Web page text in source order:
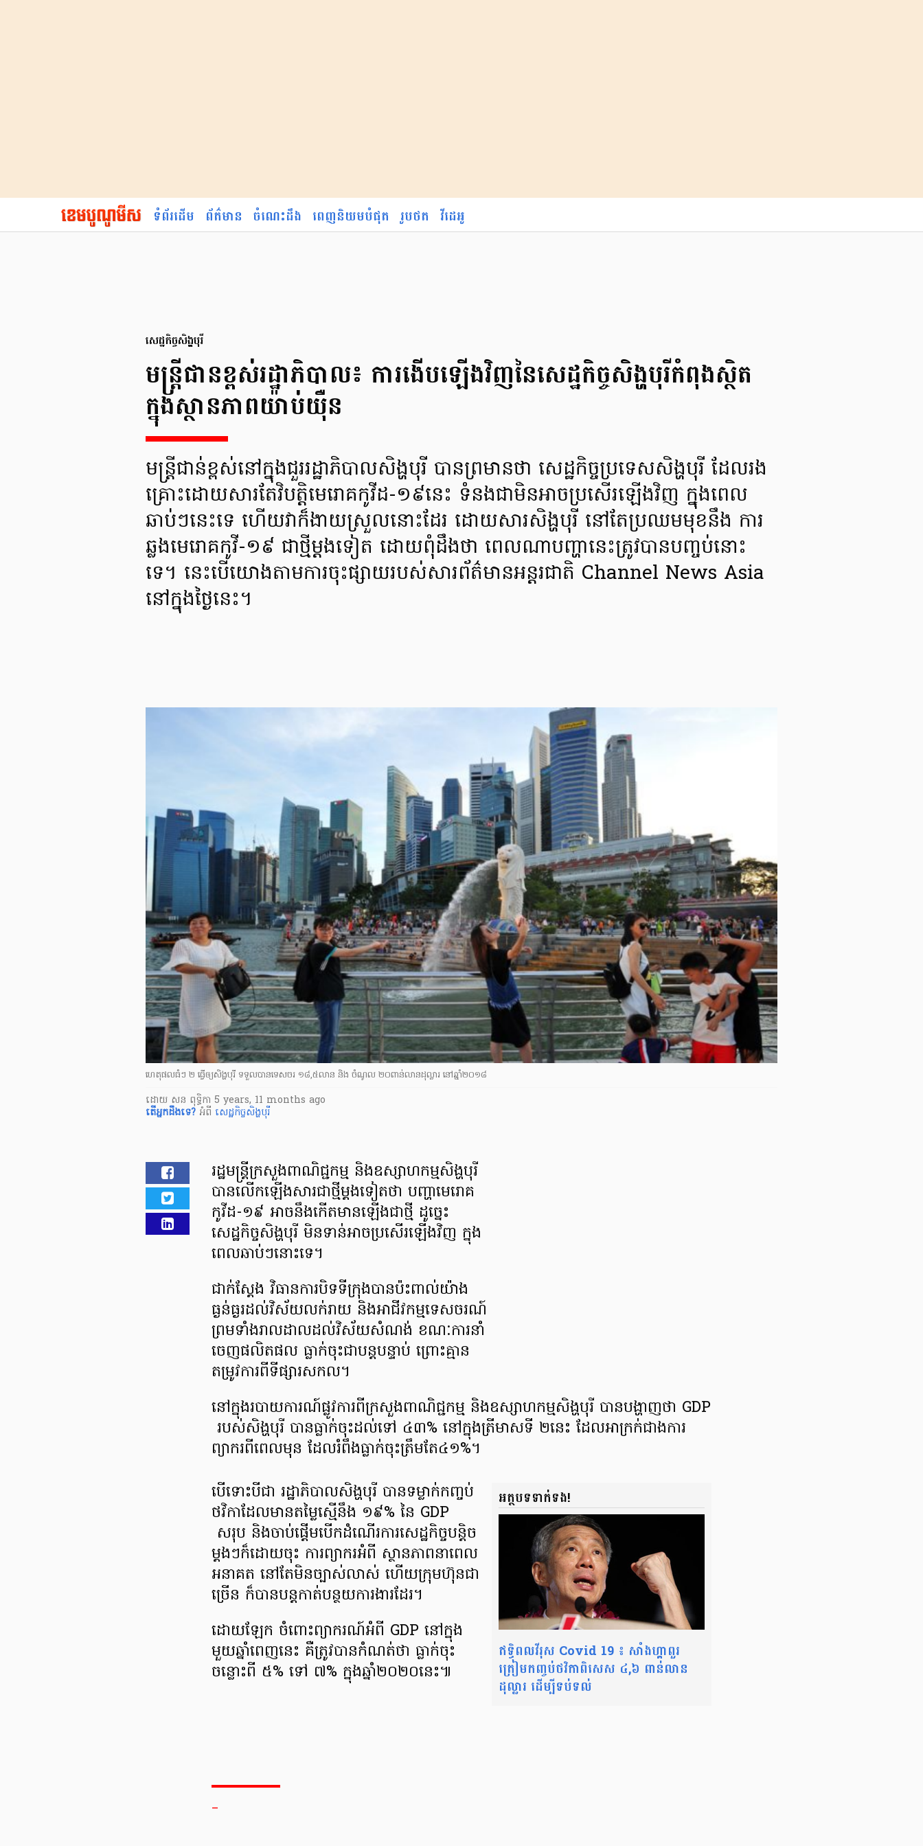
ទំព័រដើម ព័ត៌មាន ចំណេះដឹង ពេញនិយមបំផុត រូបថត វីដេអូ
សេដ្ឋកិច្ចសិង្ហបុរី
មន្ត្រីជានខ្ពស់រដ្ឋាភិបាល៖ ការងើបឡើងវិញនៃសេដ្ឋកិច្ចសិង្ហបុរីកំពុងស្ថិត
ក្នុងស្ថានភាពយ៉ាប់យ៉ឺន
មន្រ្តីជាន់ខ្ពស់នៅក្នុងជួររដ្ឋាភិបាលសិង្ហបុរី បានព្រមានថា សេដ្ឋកិច្ចប្រទេសសិង្ហបុរី ដែលរង
គ្រោះដោយសារតែវិបត្តិមេរោគកូវីដ-១៩នេះ ទំនងជាមិនអាចប្រសើរឡើងវិញ ក្នុងពេល
ឆាប់ៗនេះទេ ហើយវាក៏ងាយស្រួលនោះដែរ ដោយសារសិង្ហបុរី នៅតែប្រឈមមុខនឹង ការ
ឆ្លងមេរោគកូវី-១៩ ជាថ្មីម្តងទៀត ដោយពុំដឹងថា ពេលណាបញ្ហានេះត្រូវបានបញ្ចប់នោះ
ទេ។ នេះបើយោងតាមការចុះផ្សាយរបស់សារព័ត៌មានអន្តរជាតិ Channel News Asia
នៅក្នុងថ្ងៃនេះ។
ហេតុផលធំៗ ២ ធ្វើឲ្យសិង្ហបុរី ទទួលបានទេសចរ ១៨,៥លាន និង ចំណូល ២០ពាន់លានដុល្លារ នៅឆ្នាំ២០១៨
ដោយ សន ពុទ្ធិកា 5 years, 11 months ago
តើ​អ្នក​ដឹងទេ? អំពី សេដ្ឋកិច្ចសិង្ហបុរី
រដ្ឋមន្រ្តី​ក្រសួង​ពាណិជ្ជកម្ម និងឧស្សាហកម្ម​សិង្ហបុរី
បានលើកឡើង​សារជាថ្មី​ម្តង​ទៀតថា បញ្ហា​មេរោគ​
កូវីដ-១៩ អាចនឹង​កើតមាន​ឡើង​ជាថ្មី ដូច្នេះ
សេដ្ឋកិច្ច​សិង្ហបុរី មិនទាន់​អាច​ប្រសើរ​ឡើងវិញ ក្នុង
ពេល​ឆាប់ៗនោះទេ។
ជាក់ស្តែង វិធានការ​បិទទីក្រុង​បានប៉ះពាល់​យ៉ាង
ធ្ងន់ធ្ងរ​ដល់​វិស័យ​លក់រាយ និងអាជីវកម្ម​ទេសចរណ៍
ព្រមទាំង​រាលដាល​ដល់​វិស័យ​សំណង់ ខណៈការ​នាំ
ចេញ​ផលិតផល ធ្លាក់ចុះ​ជាបន្តបន្ទាប់ ព្រោះគ្មាន​
តម្រូវការ​ពី​ទីផ្សារ​សកល។
នៅក្នុង​របាយការណ៍​ផ្លូវការ​ពីក្រសួង​ពាណិជ្ជកម្ម និងឧស្សាហកម្ម​សិង្ហបុរី បាន​បង្ហាញថា ​GDP​
របស់​សិង្ហបុរី បានធ្លាក់ចុះ​ដល់ទៅ ៤៣% នៅក្នុង​ត្រីមាស​ទី ២នេះ ដែលអាក្រក់​ជាង​ការ
ព្យាករ​ពីពេល​មុន ដែល​រំពឹងធ្លាក់​ចុះ​ត្រឹមតែ​ ៤១%។
អត្ថបទទាក់ទង!
ឥទ្ធិពលវីរុស Covid 19 ៖ សាំងហ្គាពួរ
ត្រៀមកញ្ចប់ថវិកាពិសេស ៤,៦ ពាន់លាន
ដុល្លារ ដើម្បីទប់ទល់
បើទោះបីជា រដ្ឋាភិបាល​សិង្ហបុរី បាន​ទម្លាក់​កញ្ចប់​
ថវិកា​ដែលមាន​តម្លៃ​ស្មើនឹង ១៩% នៃ ​GDP​
សរុប និងចាប់ផ្តើម​បើក​ដំណើរការ​សេដ្ឋកិច្ច​បន្តិច​
ម្តងៗ​ក៏ដោយចុះ ការព្យាករ​អំពី ស្ថានភាព​នាពេល​
អនាគត នៅតែ​មិនច្បាស់​លាស់ ហើយ​ក្រុមហ៊ុន​ជា
ច្រើន ក៏បាន​បន្តកាត់​បន្ថយ​ការងារ​ដែរ។
ដោយឡែក ចំពោះ​ព្យាករណ៍​អំពី ​GDP នៅក្នុង​
មួយ​ឆ្នាំពេញ​នេះ គឺត្រូវបាន​កំណត់​ថា ធ្លាក់ចុះ​
ចន្លោះ​ពី ៥% ទៅ ៧% ក្នុងឆ្នាំ​២០២០នេះ៕
_